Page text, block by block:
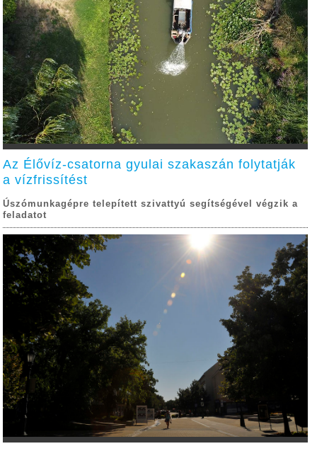
Az Élővíz-csatorna gyulai szakaszán folytatják
a vízfrissítést
Úszómunkagépre telepített szivattyú segítségével végzik a
feladatot